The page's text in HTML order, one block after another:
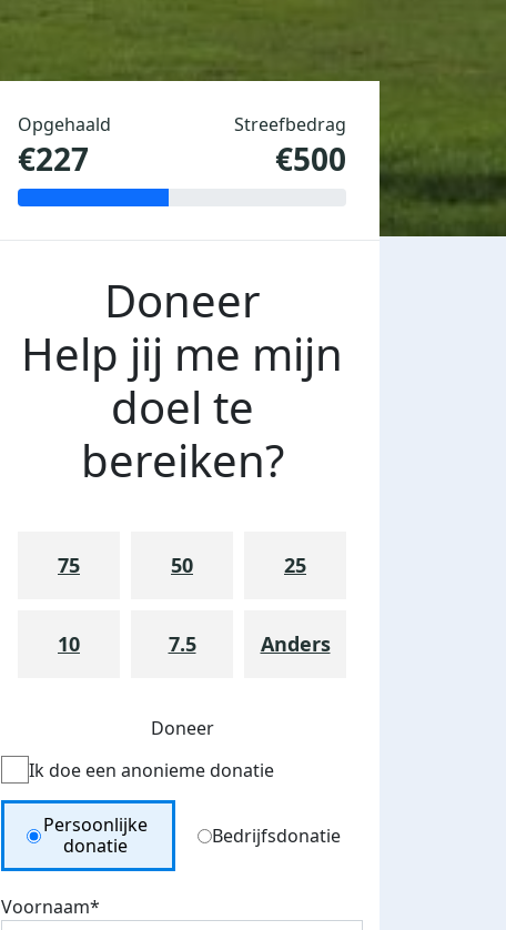
Opgehaald
€227
Streefbedrag
€500
Doneer
Help jij me mijn
doel te
bereiken?
75 50 25
10 7.5 Anders
Doneer
Ik doe een anonieme donatie
Donation Type
Persoonlijke
donatie
Bedrijfsdonatie
Voornaam*